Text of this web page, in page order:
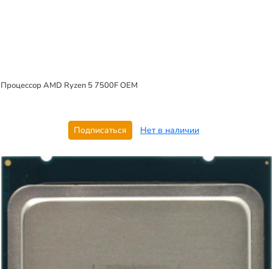
Процессор AMD Ryzen 5 7500F OEM
Подписаться Нет в наличии